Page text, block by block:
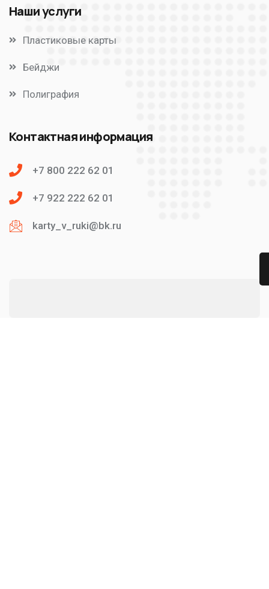
Наши услуги
Пластиковые карты
Бейджи
Полиграфия
Контактная информация
+7 800 222 62 01
+7 922 222 62 01
karty_v_ruki@bk.ru